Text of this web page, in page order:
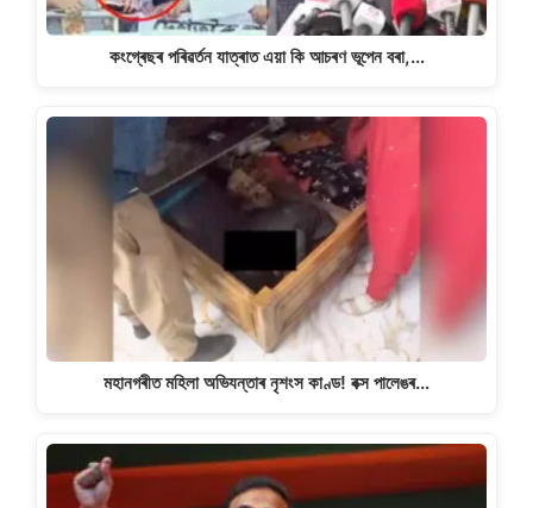
কংগ্ৰেছৰ পৰিৱৰ্তন যাত্ৰাত এয়া কি আচৰণ ভূপেন বৰা,…
মহানগৰীত মহিলা অভিযন্তাৰ নৃশংস কাণ্ড! বক্স পালেঙৰ…